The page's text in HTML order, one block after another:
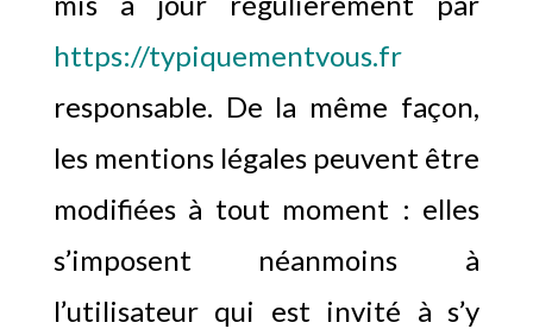
https://typiquementvous.fr
responsable. De la même façon,
les mentions légales peuvent être
modifiées à tout moment : elles
s’imposent néanmoins à
l’utilisateur qui est invité à s’y